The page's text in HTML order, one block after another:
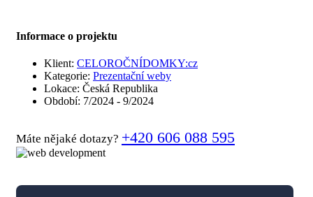
Informace o projektu
Klient: CELOROČNÍDOMKY:cz
Kategorie: Prezentační weby
Lokace: Česká Republika
Období: 7/2024 - 9/2024
Máte nějaké dotazy? +420 606 088 595